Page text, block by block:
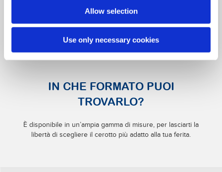
Allow selection
Use only necessary cookies
IN CHE FORMATO PUOI
TROVARLO?
È disponibile in un’ampia gamma di misure, per lasciarti la
libertà di scegliere il cerotto più adatto alla tua ferita.